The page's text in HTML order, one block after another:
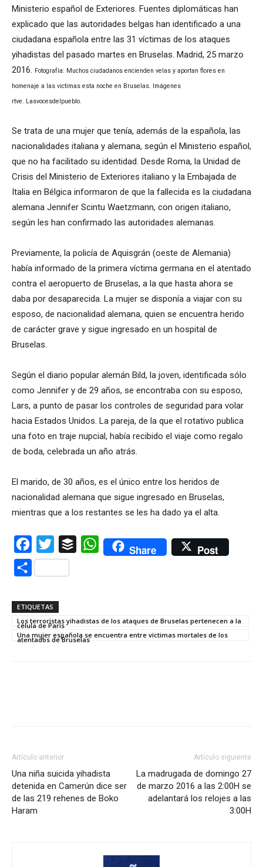
Ministerio español de Exteriores. Fuentes diplomáticas han
explicado que las autoridades belgas han identificado a una
ciudadana española entre las 31 víctimas de los ataques
yihadistas del pasado martes en Bruselas. Madrid, 25 marzo
2016. Fotografía: Muchos ciudadanos encienden velas y aportan flores en
homenaje a las victimas esta noche en Bruselas. Imágenes
rtve. Lasvocesdelpueblo.
Se trata de una mujer que tenía, además de la española, las
nacionalidades italiana y alemana, según el Ministerio español,
que no ha facilitado su identidad. Desde Roma, la Unidad de
Crisis del Ministerio de Exteriores italiano y la Embajada de
Italia en Bélgica informaron de que la fallecida es la ciudadana
alemana Jennifer Scintu Waetzmann, con origen italiano,
según les han confirmado las autoridades alemanas.
Previamente, la policía de Aquisgrán (oeste de Alemania)
había informado de la primera víctima germana en el atentado
contra el aeropuerto de Bruselas, a la que hasta ahora se
daba por desaparecida. La mujer se disponía a viajar con su
esposo, de nacionalidad alemana, quien se encuentra herido
de carácter grave y sigue ingresado en un hospital de
Bruselas.
Según el diario popular alemán Bild, la joven, identificada sólo
como Jennifer y de 29 años, se encontraba con su esposo,
Lars, a punto de pasar los controles de seguridad para volar
hacia Estados Unidos. La pareja, de la que el rotativo publica
una foto en traje nupcial, había recibido el viaje como regalo
de boda, celebrada un año atrás.
El marido, de 30 años, es el único entre los heridos de
nacionalidad alemana que sigue ingresado en Bruselas,
mientras que a los restantes se les ha dado ya el alta.
Facebook
Twitter Buffer WhatsAppShare Post
Compartir
ETIQUETAS
Los terroristas yihadistas de los ataques de Bruselas pertenecen a la
célula de París
Una mujer española se encuentra entre víctimas mortales de los
atentados de Bruselas
Artículo anterior
Una niña suicida yihadista
detenida en Camerún dice ser
de las 219 rehenes de Boko
Haram
Artículo siguiente
La madrugada de domingo 27
de marzo 2016 a las 2:00H se
adelantará los relojes a las
3:00H